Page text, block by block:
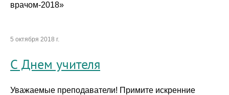
врачом-2018»
5 октября 2018 г.
С Днем учителя
Уважаемые преподаватели! Примите искренние